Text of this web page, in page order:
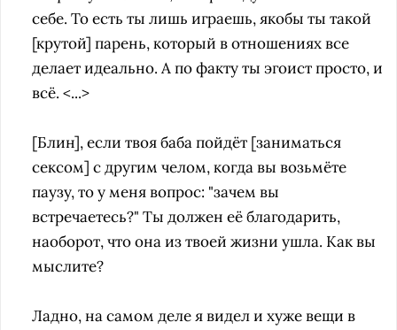
себе. То есть ты лишь играешь, якобы ты такой
[крутой] парень, который в отношениях все
делает идеально. А по факту ты эгоист просто, и
всё. <...>
[Блин], если твоя баба пойдёт [заниматься
сексом] с другим челом, когда вы возьмёте
паузу, то у меня вопрос: "зачем вы
встречаетесь?" Ты должен её благодарить,
наоборот, что она из твоей жизни ушла. Как вы
мыслите?
Ладно, на самом деле я видел и хуже вещи в